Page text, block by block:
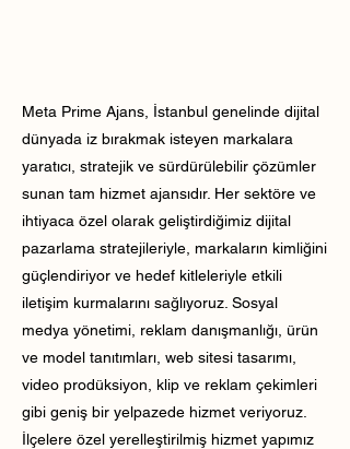
Meta Prime Ajans, İstanbul genelinde dijital
dünyada iz bırakmak isteyen markalara
yaratıcı, stratejik ve sürdürülebilir çözümler
sunan tam hizmet ajansıdır. Her sektöre ve
ihtiyaca özel olarak geliştirdiğimiz dijital
pazarlama stratejileriyle, markaların kimliğini
güçlendiriyor ve hedef kitleleriyle etkili
iletişim kurmalarını sağlıyoruz. Sosyal
medya yönetimi, reklam danışmanlığı, ürün
ve model tanıtımları, web sitesi tasarımı,
video prodüksiyon, klip ve reklam çekimleri
gibi geniş bir yelpazede hizmet veriyoruz.
İlçelere özel yerelleştirilmiş hizmet yapımız